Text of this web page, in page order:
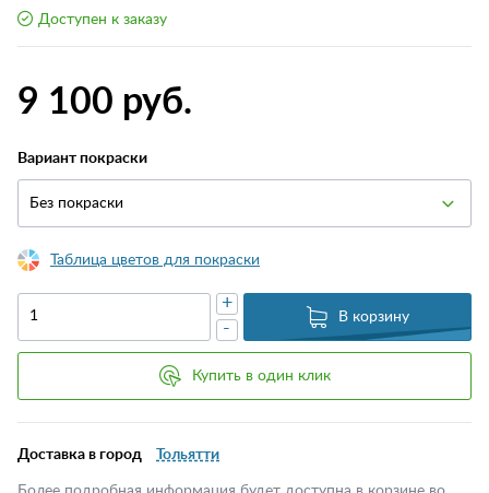
Доступен к заказу
9 100 руб.
Вариант покраски
Без покраски
Таблица цветов для покраски
-
+
В корзину
Купить в один клик
Доставка в город Тольятти